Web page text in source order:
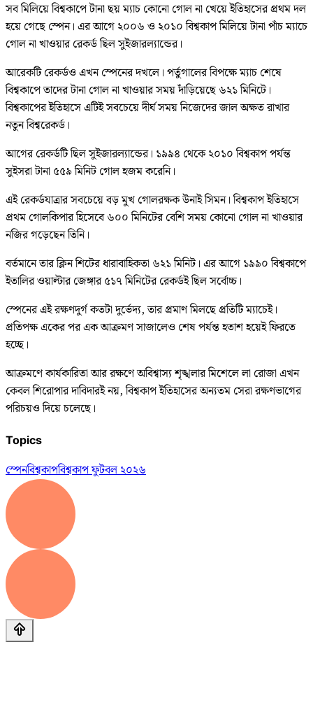
সব মিলিয়ে বিশ্বকাপে টানা ছয় ম্যাচ কোনো গোল না খেয়ে ইতিহাসের প্রথম দল
হয়ে গেছে স্পেন। এর আগে ২০০৬ ও ২০১০ বিশ্বকাপ মিলিয়ে টানা পাঁচ ম্যাচে
গোল না খাওয়ার রেকর্ড ছিল সুইজারল্যান্ডের।
আরেকটি রেকর্ডও এখন স্পেনের দখলে। পর্তুগালের বিপক্ষে ম্যাচ শেষে
বিশ্বকাপে তাদের টানা গোল না খাওয়ার সময় দাঁড়িয়েছে ৬২১ মিনিটে।
বিশ্বকাপের ইতিহাসে এটিই সবচেয়ে দীর্ঘ সময় নিজেদের জাল অক্ষত রাখার
নতুন বিশ্বরেকর্ড।
আগের রেকর্ডটি ছিল সুইজারল্যান্ডের। ১৯৯৪ থেকে ২০১০ বিশ্বকাপ পর্যন্ত
সুইসরা টানা ৫৫৯ মিনিট গোল হজম করেনি।
এই রেকর্ডযাত্রার সবচেয়ে বড় মুখ গোলরক্ষক উনাই সিমন। বিশ্বকাপ ইতিহাসে
প্রথম গোলকিপার হিসেবে ৬০০ মিনিটের বেশি সময় কোনো গোল না খাওয়ার
নজির গড়েছেন তিনি।
বর্তমানে তার ক্লিন শিটের ধারাবাহিকতা ৬২১ মিনিট। এর আগে ১৯৯০ বিশ্বকাপে
ইতালির ওয়াল্টার জেঙ্গার ৫১৭ মিনিটের রেকর্ডই ছিল সর্বোচ্চ।
স্পেনের এই রক্ষণদুর্গ কতটা দুর্ভেদ্য, তার প্রমাণ মিলছে প্রতিটি ম্যাচেই।
প্রতিপক্ষ একের পর এক আক্রমণ সাজালেও শেষ পর্যন্ত হতাশ হয়েই ফিরতে
হচ্ছে।
আক্রমণে কার্যকারিতা আর রক্ষণে অবিশ্বাস্য শৃঙ্খলার মিশেলে লা রোজা এখন
কেবল শিরোপার দাবিদারই নয়, বিশ্বকাপ ইতিহাসের অন্যতম সেরা রক্ষণভাগের
পরিচয়ও দিয়ে চলেছে।
Topics
স্পেনবিশ্বকাপবিশ্বকাপ ফুটবল ২০২৬